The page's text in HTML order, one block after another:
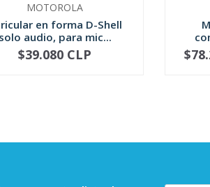
MOTOROLA
en forma D-Shell
solo audio, para mic...
+
$39.080 CLP -